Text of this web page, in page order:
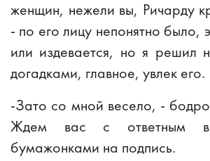
женщин, нежели вы, Ричарду
- по его лицу непонятно было,
или издевается, но я решил
догадками, главное, увлек его.
-Зато со мной весело, -
Ждем вас с ответным
бумажонками на подпись.